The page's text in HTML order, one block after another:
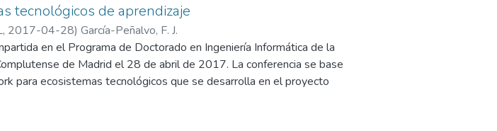
tecnológicos de aprendizaje
, 2017-04-28)García-Peñalvo, F. J.
en el Programa de Doctorado en Ingeniería Informática de la
de Madrid el 28 de abril de 2017. La conferencia se base
para ecosistemas tecnológicos que se desarrolla en el proyecto